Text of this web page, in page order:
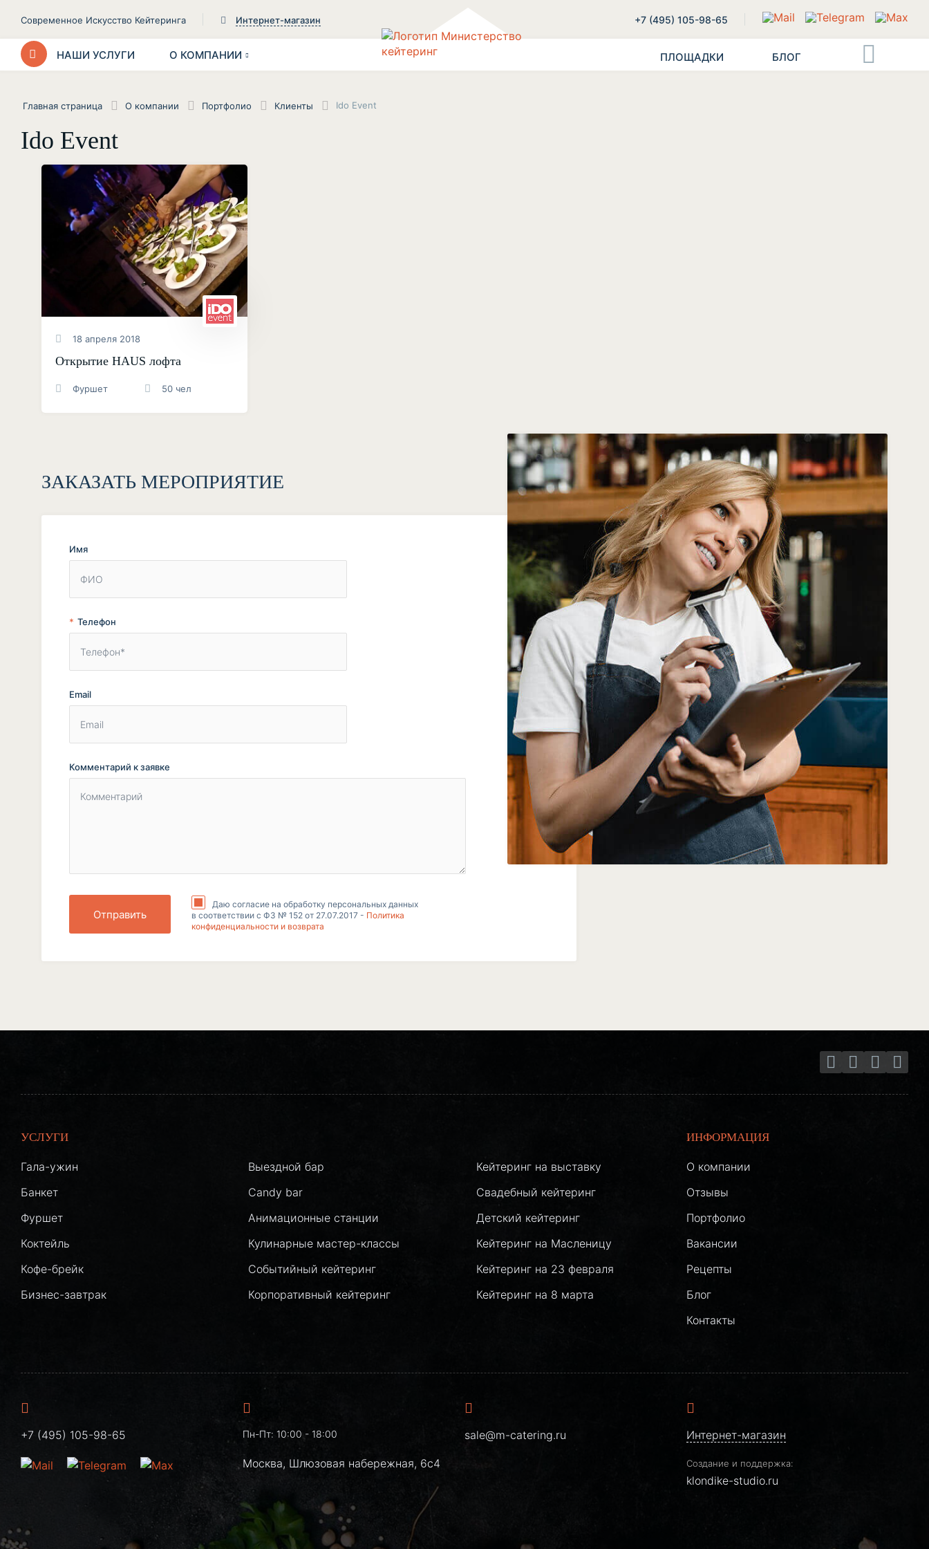
Современное Искусство Кейтеринга Интернет-магазин +7 (495) 105-98-65
НАШИ УСЛУГИ О КОМПАНИИ ПЛОЩАДКИ БЛОГ
Главная страница О компании Портфолио Клиенты Ido Event
Ido Event
18 апреля 2018
Открытие HAUS лофта
Фуршет 50 чел
ЗАКАЗАТЬ МЕРОПРИЯТИЕ
Имя
Телефон
Email
Комментарий к заявке
Отправить
Даю согласие на обработку персональных данных
в соответствии с ФЗ № 152 от 27.07.2017 - Политика
конфиденциальности и возврата
УСЛУГИ
Гала-ужин
Банкет
Фуршет
Коктейль
Кофе-брейк
Бизнес-завтрак
Выездной бар
Candy bar
Анимационные станции
Кулинарные мастер-классы
Событийный кейтеринг
Корпоративный кейтеринг
Кейтеринг на выставку
Свадебный кейтеринг
Детский кейтеринг
Кейтеринг на Масленицу
Кейтеринг на 23 февраля
Кейтеринг на 8 марта
ИНФОРМАЦИЯ
О компании
Отзывы
Портфолио
Вакансии
Рецепты
Блог
Контакты
+7 (495) 105-98-65 Пн-Пт: 10:00 - 18:00
Москва, Шлюзовая набережная, 6с4
sale@m-catering.ru Интернет-магазин
Создание и поддержка:
klondike-studio.ru